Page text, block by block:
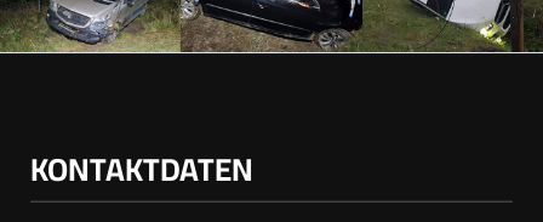
KONTAKTDATEN